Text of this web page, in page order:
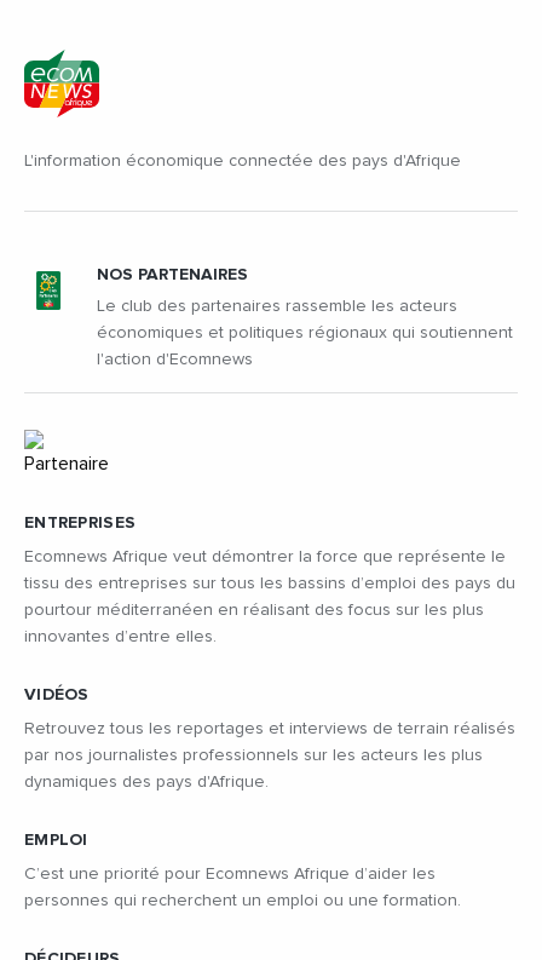
L'information économique connectée des pays d'Afrique
ENTREPRISES
Ecomnews Afrique veut démontrer la force que représente le
tissu des entreprises sur tous les bassins d’emploi des pays du
pourtour méditerranéen en réalisant des focus sur les plus
innovantes d’entre elles.
VIDÉOS
Retrouvez tous les reportages et interviews de terrain réalisés
par nos journalistes professionnels sur les acteurs les plus
dynamiques des pays d'Afrique.
EMPLOI
C’est une priorité pour Ecomnews Afrique d’aider les
personnes qui recherchent un emploi ou une formation.
NOS PARTENAIRES
Le club des partenaires rassemble les acteurs
économiques et politiques régionaux qui soutiennent
l'action d'Ecomnews